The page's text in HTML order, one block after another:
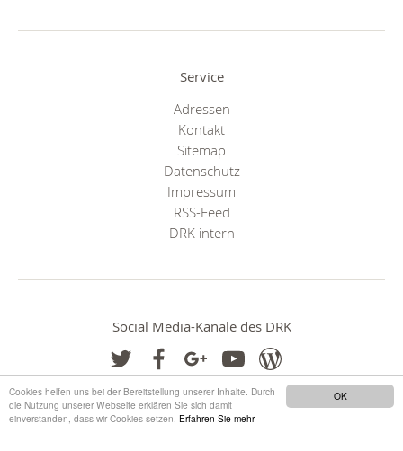
OK
Cookies helfen uns bei der Bereitstellung unserer Inhalte. Durch
die Nutzung unserer Webseite erklären Sie sich damit
einverstanden, dass wir Cookies setzen. Erfahren Sie mehr
Service
Adressen
Kontakt
Sitemap
Datenschutz
Impressum
RSS-Feed
DRK intern
Social Media-Kanäle des DRK